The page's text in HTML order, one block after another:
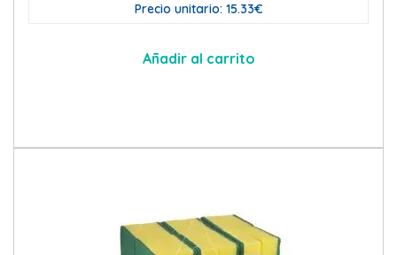
Precio unitario: 15.33€
Añadir al carrito